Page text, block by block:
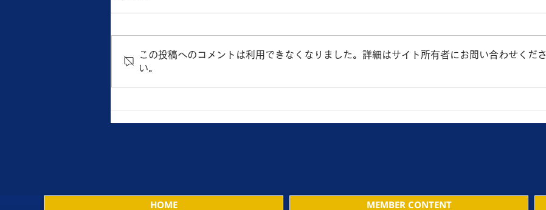
この投稿へのコメントは利用できなくなりました。詳細はサイト所有者にお問い合わせくださ
い。
HOME MEMBER CONTENT